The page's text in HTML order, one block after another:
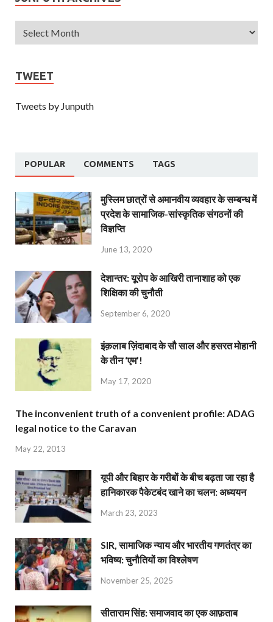
TWEET
Tweets by Junputh
POPULAR COMMENTS TAGS
मुस्लिम छात्रों से अमानवीय व्यवहार के सम्बन्ध में
प्रदेश के सामाजिक-सांस्कृतिक संगठनों की
विज्ञप्ति
June 13, 2020
देशान्‍तर: यूरोप के आखिरी तानाशाह को एक
शिक्षिका की चुनौती
September 6, 2020
इंक़लाब ज़िंदाबाद के सौ साल और हसरत मोहानी
के तीन ‘एम’!
May 17, 2020
The inconvenient truth of a convenient profile: ADAG
legal notice to the Caravan
May 22, 2013
यूपी और बिहार के गरीबों के बीच बढ़ता जा रहा है
हानिकारक पैकेटबंद खाने का चलन: अध्ययन
March 23, 2023
SIR, सामाजिक न्याय और भारतीय गणतंत्र का
भविष्य: चुनौतियों का विश्लेषण
November 25, 2025
सीताराम सिंह: समाजवाद का एक आफ़ताब